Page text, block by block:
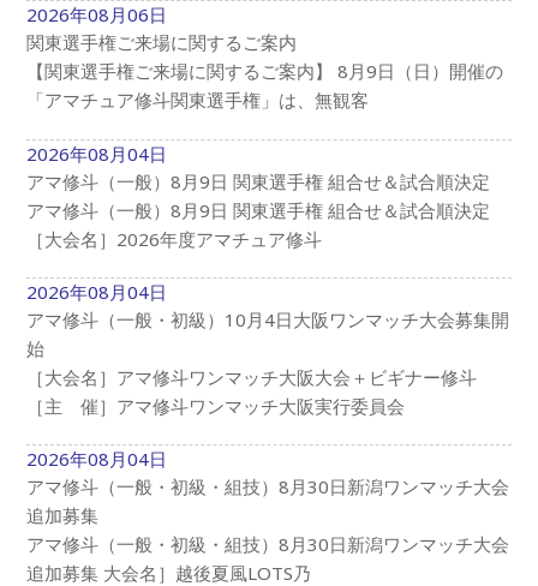
2026年08月06日
関東選手権ご来場に関するご案内
【関東選手権ご来場に関するご案内】 8月9日（日）開催の
「アマチュア修斗関東選手権」は、無観客
2026年08月04日
アマ修斗（一般）8月9日 関東選手権 組合せ＆試合順決定
アマ修斗（一般）8月9日 関東選手権 組合せ＆試合順決定
［大会名］2026年度アマチュア修斗
2026年08月04日
アマ修斗（一般・初級）10月4日大阪ワンマッチ大会募集開
始
［大会名］アマ修斗ワンマッチ大阪大会＋ビギナー修斗
［主 催］アマ修斗ワンマッチ大阪実行委員会
2026年08月04日
アマ修斗（一般・初級・組技）8月30日新潟ワンマッチ大会
追加募集
アマ修斗（一般・初級・組技）8月30日新潟ワンマッチ大会
追加募集 大会名］越後夏風LOTS乃